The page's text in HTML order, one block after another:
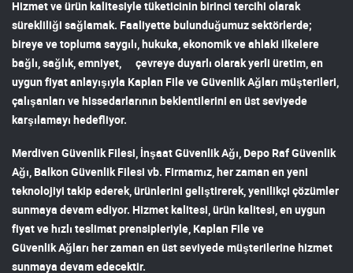
Hizmet ve ürün kalitesiyle tüketicinin birinci tercihi olarak
sürekliliği sağlamak. Faaliyette bulunduğumuz sektörlerde;
bireye ve topluma saygılı, hukuka, ekonomik ve ahlaki ilkelere
bağlı, sağlık, emniyet, çevreye duyarlı olarak yerli üretim, en
uygun fiyat anlayışıyla Kaplan File ve Güvenlik Ağları müşterileri,
çalışanları ve hissedarlarının beklentilerini en üst seviyede
karşılamayı hedefliyor.
Merdiven Güvenlik Filesi İnşaat Güvenlik Ağı Depo Raf Güvenlik
Ağı Balkon Güvenlik Filesi vb. Firmamız, her zaman en yeni
teknolojiyi takip ederek, ürünlerini geliştirerek, yenilikçi çözümler
sunmaya devam ediyor. Hizmet kalitesi, ürün kalitesi, en uygun
fiyat ve hızlı teslimat prensipleriyle, Kaplan File ve
Güvenlik Ağları her zaman en üst seviyede müşterilerine hizmet
sunmaya devam edecektir.